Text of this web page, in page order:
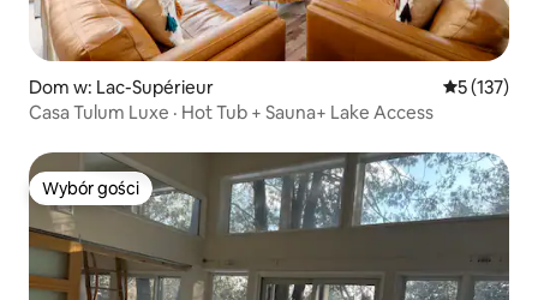
Dom w: Lac-Supérieur Średnia
5 (137)
Casa Tulum Luxe · Hot Tub + Sauna+ Lake Access
Wybór gości
Wybór gości